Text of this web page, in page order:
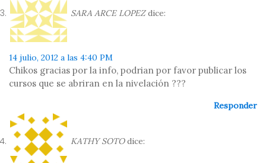
SARA ARCE LOPEZ dice:
14 julio, 2012 a las 4:40 PM
Chikos gracias por la info, podrian por favor publicar los
cursos que se abriran en la nivelación ???
Responder
KATHY SOTO dice: